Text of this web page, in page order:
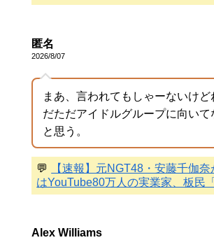
匿名
2026/8/07
まあ、言われてもしゃーないけど
だただアイドルグループに向いて
と思う。
💬
【速報】元NGT48・安藤千伽
はYouTube80万人の実業家、板民
Alex Williams